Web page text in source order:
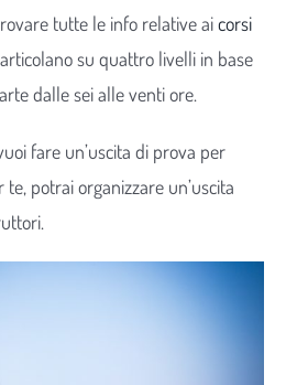
tutte le info relative aicorsi
su quattro livelli in base
dalle sei alle venti ore.
fare un’uscita di prova per
potrai organizzare un’uscita